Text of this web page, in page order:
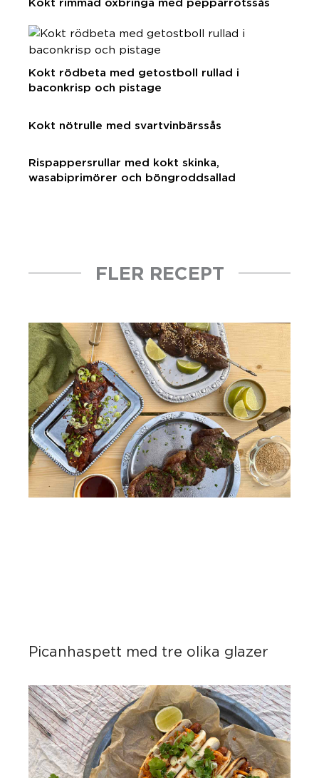
Kokt rödbeta med getostboll rullad i
baconkrisp och pistage
Kokt nötrulle med svartvinbärssås
Rispappersrullar med kokt skinka,
wasabiprimörer och böngroddsallad
FLER RECEPT
Picanhaspett med tre olika glazer